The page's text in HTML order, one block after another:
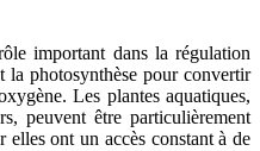
important dans la régulation
photosynthèse pour convertir
Les plantes aquatiques,
peuvent être particulièrement
ont un accès constant à de